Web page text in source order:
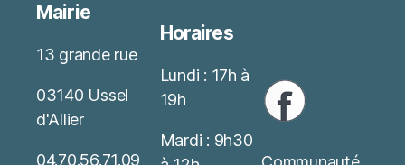
Mairie
13 grande rue
03140 Ussel
d'Allier
04.70.56.71.09
Horaires
Lundi : 17h à
19h
Mardi : 9h30